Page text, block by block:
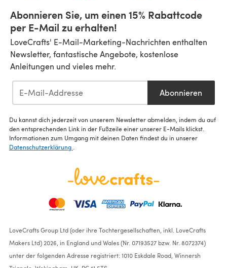
Abonnieren Sie, um einen 15% Rabattcode
per E-Mail zu erhalten!
LoveCrafts' E-Mail-Marketing-Nachrichten enthalten
Newsletter, fantastische Angebote, kostenlose
Anleitungen und vieles mehr.
Abonnieren
Du kannst dich jederzeit von unserem Newsletter abmelden, indem du auf
den entsprechenden Link in der Fußzeile einer unserer E-Mails klickst.
Informationen zum Umgang mit deinen Daten findest du in unserer
Datenschutzerklärung .
LoveCrafts Group Ltd (oder ihre Tochtergesellschaften, inkl. LoveCrafts
Makers Ltd) 2026, in England und Wales (Nr. 07193527 bzw. Nr. 8072374)
unter der folgenden Adresse registriert: 1010 Eskdale Road, Winnersh